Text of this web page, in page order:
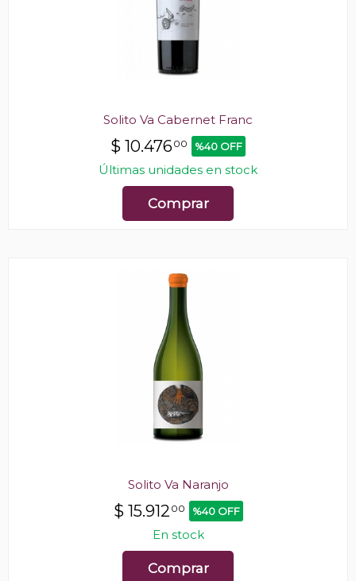
Solito Va Cabernet Franc
$ 10.47600 %40 OFF
Últimas unidades en stock
Comprar
Solito Va Naranjo
$ 15.912 00 %40 OFF
En stock
Comprar